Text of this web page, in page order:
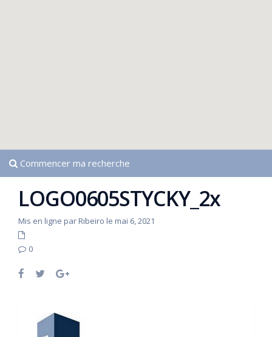
Commencer ma recherche
LOGO0605STYCKY_2x
Mis en ligne par Ribeiro le mai 6, 2021
0